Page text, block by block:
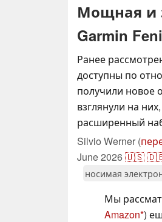
Мощная и
Garmin
Ранее
доступны по
получили новое
взглянули на
расширенный
Silvio Werner (
June 2026🇺🇸
носимая
Мы
Amazon )